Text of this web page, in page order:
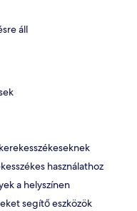
áll
használathoz
a helyszínen
segítő eszközök